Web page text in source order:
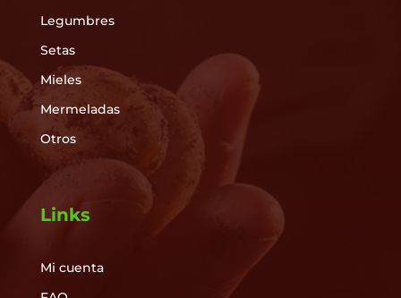
Legumbres
Setas
Mieles
Mermeladas
Otros
Links
Mi cuenta